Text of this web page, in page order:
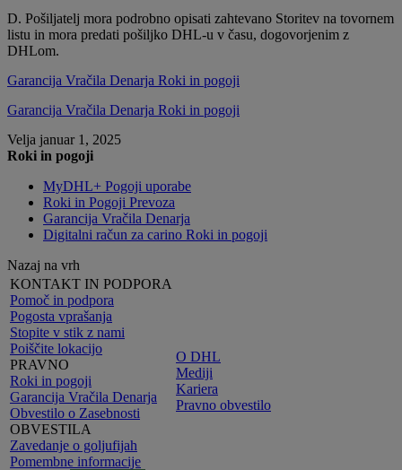
D. Pošiljatelj mora podrobno opisati zahtevano Storitev na tovornem
listu in mora predati pošiljko DHL-u v času, dogovorjenim z
DHLom.
Garancija Vračila Denarja Roki in pogoji
Garancija Vračila Denarja Roki in pogoji
Velja januar 1, 2025
Roki in pogoji
MyDHL+ Pogoji uporabe
Roki in Pogoji Prevoza
Garancija Vračila Denarja
Digitalni račun za carino Roki in pogoji
Nazaj na vrh
KONTAKT IN PODPORA
Pomoč in podpora
Pogosta vprašanja
Stopite v stik z nami
Poiščite lokacijo
PRAVNO
Roki in pogoji
Garancija Vračila Denarja
Obvestilo o Zasebnosti
OBVESTILA
Zavedanje o goljufijah
Pomembne informacije
O DHL
Mediji
Kariera
Pravno obvestilo